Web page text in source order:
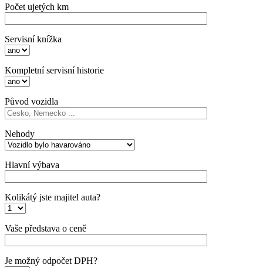
Počet ujetých km
Servisní knížka
Kompletní servisní historie
Původ vozidla
Nehody
Hlavní výbava
Kolikátý jste majitel auta?
Vaše představa o ceně
Je možný odpočet DPH?